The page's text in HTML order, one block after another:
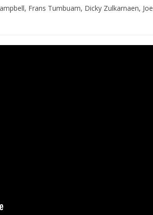
Frans Tumbuam, Dicky Zulkarnaen, Joe